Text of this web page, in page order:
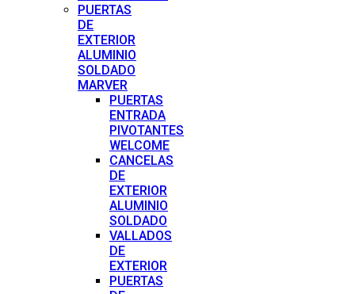
PUERTAS
DE
EXTERIOR
ALUMINIO
SOLDADO
MARVER
PUERTAS
ENTRADA
PIVOTANTES
WELCOME
CANCELAS
DE
EXTERIOR
ALUMINIO
SOLDADO
VALLADOS
DE
EXTERIOR
PUERTAS